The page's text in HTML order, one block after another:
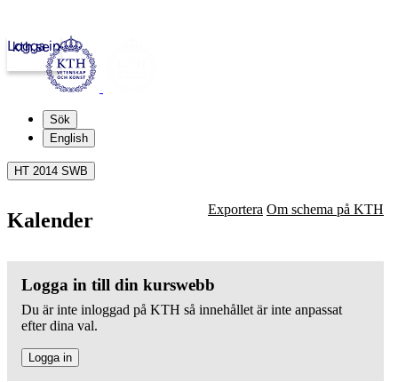
kth.se
Logga in
Sök
English
HT 2014 SWB
Kalender Exportera Om schema på KTH
Logga in till din kurswebb
Du är inte inloggad på KTH så innehållet är inte anpassat
efter dina val.
Logga in